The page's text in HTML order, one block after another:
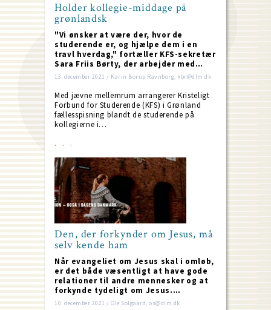
Holder kollegie-middage på
grønlandsk
"Vi ønsker at være der, hvor de
studerende er, og hjælpe dem i en
travl hverdag," fortæller KFS-sekretær
Sara Friis Børty, der arbejder med…
13. december 2021 / Karin Borup Ravnborg; kbr@dlm.dk
Med jævne mellemrum arrangerer Kristeligt
Forbund for Studerende (KFS) i Grønland
fællesspisning blandt de studerende på
kollegierne i…
Den, der forkynder om Jesus, må
selv kende ham
Når evangeliet om Jesus skal i omløb,
er det både væsentligt at have gode
relationer til andre mennesker og at
forkynde tydeligt om Jesus.…
10. december 2021 / Ole Solgaard, os@dlm.dk